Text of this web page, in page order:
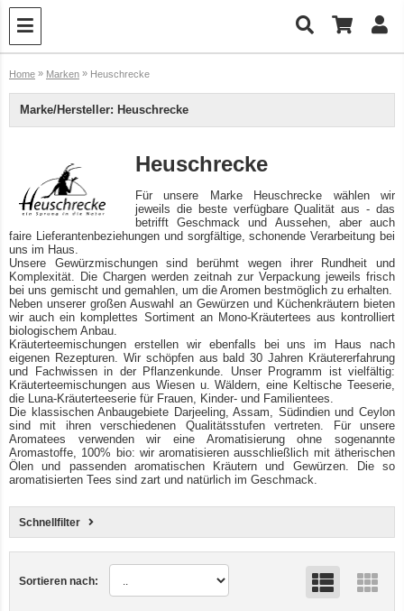
Home » Marken » Heuschrecke
Marke/Hersteller: Heuschrecke
Heuschrecke
Für unsere Marke Heuschrecke wählen wir
jeweils die beste verfügbare Qualität aus - das
betrifft Geschmack und Aussehen, aber auch
faire Lieferantenbeziehungen und sorgfältige, schonende Verarbeitung bei
uns im Haus.
Unsere Gewürzmischungen sind berühmt wegen ihrer Rundheit und
Komplexität. Die Chargen werden zeitnah zur Verpackung jeweils frisch
bei uns gemischt und gemahlen, um die Aromen bestmöglich zu erhalten.
Neben unserer großen Auswahl an Gewürzen und Küchenkräutern bieten
wir auch ein komplettes Sortiment an Mono-Kräutertees aus kontrolliert
biologischem Anbau.
Kräuterteemischungen erstellen wir ebenfalls bei uns im Haus nach
eigenen Rezepturen. Wir schöpfen aus bald 30 Jahren Kräutererfahrung
und Fachwissen in der Pflanzenkunde. Unser Programm ist vielfältig:
Kräuterteemischungen aus Wiesen u. Wäldern, eine Keltische Teeserie,
die Luna-Kräuterteeserie für Frauen, Kinder- und Familientees.
Die klassischen Anbaugebiete Darjeeling, Assam, Südindien und Ceylon
sind mit ihren verschiedenen Qualitätsstufen vertreten. Für unsere
Aromatees verwenden wir eine Aromatisierung ohne sogenannte
Aromastoffe, 100% bio: wir aromatisieren ausschließlich mit ätherischen
Ölen und passenden aromatischen Kräutern und Gewürzen. Die so
aromatisierten Tees sind zart und natürlich im Geschmack.
Schnellfilter
Sortieren nach: